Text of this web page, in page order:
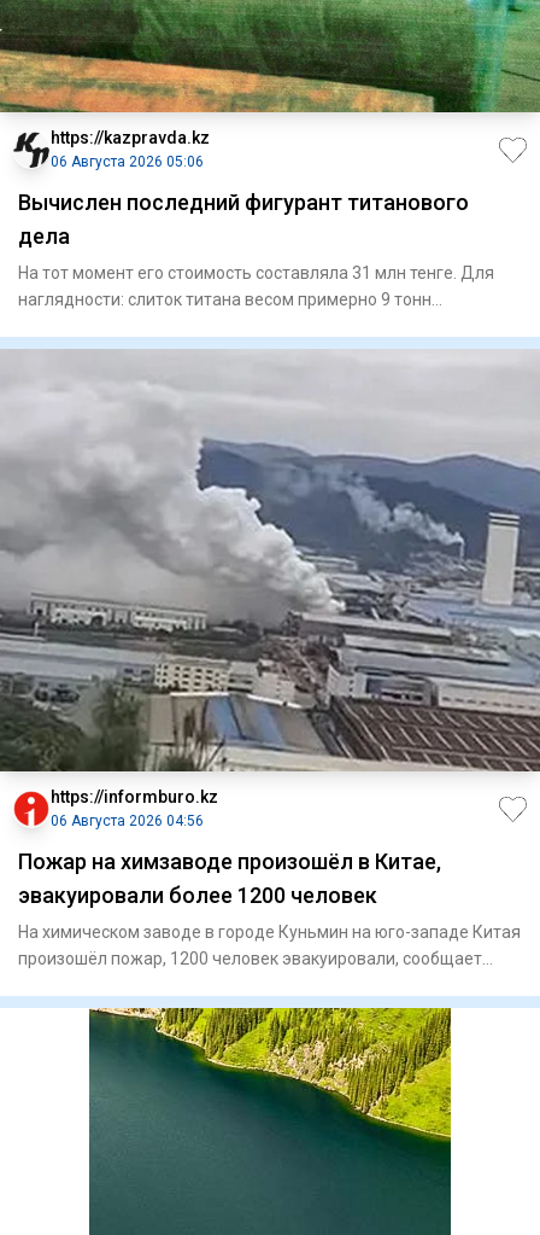
https://kazpravda.kz
06 Августа 2026 05:06
Вычислен последний фигурант титанового
дела
На тот момент его стоимость составляла 31 млн тенге. Для
наглядности: слиток титана весом примерно 9 тонн
https://informburo.kz
06 Августа 2026 04:56
Пожар на химзаводе произошёл в Китае,
эвакуировали более 1200 человек
На химическом заводе в городе Куньмин на юго-западе Китая
произошёл пожар, 1200 человек эвакуировали, сообщает